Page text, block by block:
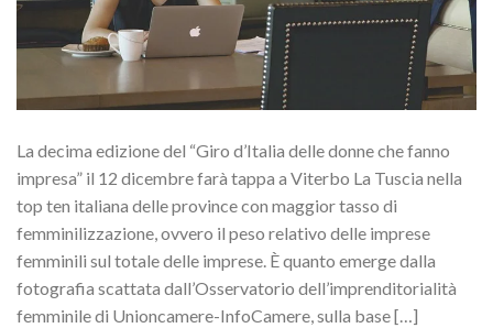
La decima edizione del “Giro d’Italia delle donne che fanno
impresa” il 12 dicembre farà tappa a Viterbo La Tuscia nella
top ten italiana delle province con maggior tasso di
femminilizzazione, ovvero il peso relativo delle imprese
femminili sul totale delle imprese. È quanto emerge dalla
fotografia scattata dall’Osservatorio dell’imprenditorialità
femminile di Unioncamere-InfoCamere, sulla base […]